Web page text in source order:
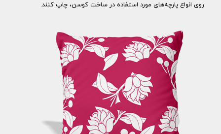
روی انواع پارچه‌های مورد استفاده در ساخت کوسن، چاپ کنند.